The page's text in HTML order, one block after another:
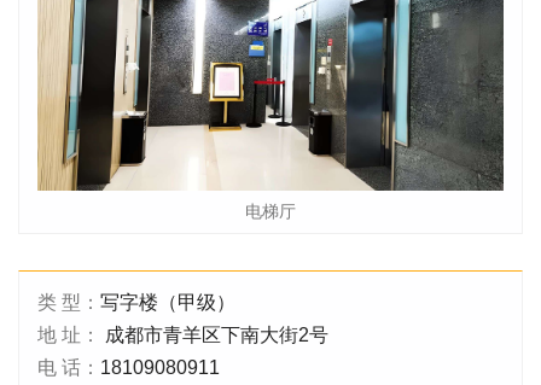
电梯厅
类 型： 写字楼（甲级）
地 址：
成都市青羊区下南大街2号
电 话： 18109080911